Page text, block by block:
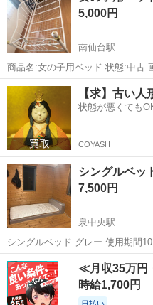
5,000円
南仙台駅
商品名:女の子用ベッド 状態:中古 画像参照ください。 商品説明: 娘が2
年ちょっと使用したベッドになり
の金色部分にハゲあります。 ※画
ビ、汚れありま...
宮城 仙台市 南仙台駅
【求】古い人
状態が悪くても
COYASH
シングルベッ
7,500円
泉中央駅
シングルベッド グレー 使用期間
コイルマットも引き取り可能な方
けてベッドパットを敷いて使用し
ちがあります。 裏面は...
宮城 仙台市 泉中央駅
≪月収35万円
時給1,700円